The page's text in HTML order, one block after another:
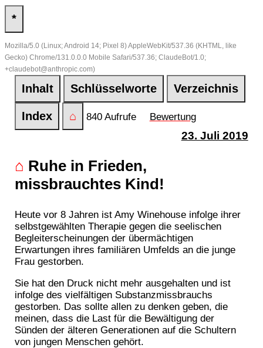
*
Mozilla/5.0 (Linux; Android 14; Pixel 8) AppleWebKit/537.36 (KHTML, like
Gecko) Chrome/131.0.0.0 Mobile Safari/537.36; ClaudeBot/1.0;
+claudebot@anthropic.com)
Inhalt Schlüsselworte Verzeichnis
Index ⌂ 840 Aufrufe Bewertung
23. Juli 2019
⌂ Ruhe in Frieden,
missbrauchtes Kind!
Heute vor 8 Jahren ist Amy Winehouse infolge ihrer
selbstgewählten Therapie gegen die seelischen
Begleiterscheinungen der übermächtigen
Erwartungen ihres familiären Umfelds an die junge
Frau gestorben.
Sie hat den Druck nicht mehr ausgehalten und ist
infolge des vielfältigen Substanzmissbrauchs
gestorben. Das sollte allen zu denken geben, die
meinen, dass die Last für die Bewältigung der
Sünden der älteren Generationen auf die Schultern
von jungen Menschen gehört.